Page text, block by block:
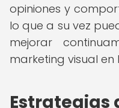
opiniones y
lo que a su vez
mejorar
marketing visual en
Estrategias